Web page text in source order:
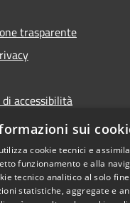
trasparente
accessibilità
dei dati
Copyright ©
sui
cookie tecnici e
funzionamento e alla
tecnico analitico al solo
statistiche, aggregate e